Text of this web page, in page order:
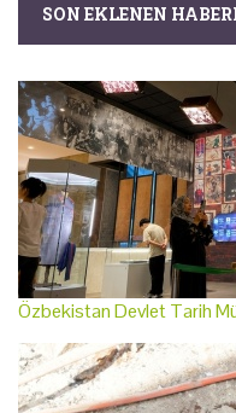
SON EKLENEN
Özbekistan Devlet Tarih